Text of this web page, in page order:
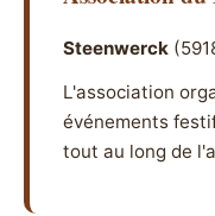
Steenwerck
L'association
événements
tout au long de